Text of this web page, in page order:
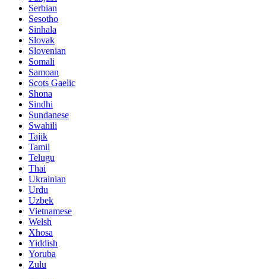
Serbian
Sesotho
Sinhala
Slovak
Slovenian
Somali
Samoan
Scots Gaelic
Shona
Sindhi
Sundanese
Swahili
Tajik
Tamil
Telugu
Thai
Ukrainian
Urdu
Uzbek
Vietnamese
Welsh
Xhosa
Yiddish
Yoruba
Zulu